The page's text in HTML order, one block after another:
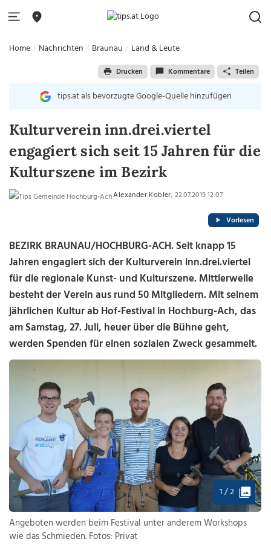
Home Nachrichten Braunau Land & Leute
Drucken Kommentare Teilen
tips.at als bevorzugte Google-Quelle hinzufügen
Kulturverein inn.drei.viertel
engagiert sich seit 15 Jahren für die
Kulturszene im Bezirk
Alexander Kobler, 22.07.2019 12:07
Vorlesen
BEZIRK BRAUNAU/HOCHBURG-ACH. Seit knapp 15
Jahren engagiert sich der Kulturverein inn.drei.viertel
für die regionale Kunst- und Kulturszene. Mittlerweile
besteht der Verein aus rund 50 Mitgliedern. Mit seinem
jährlichen Kultur ab Hof-Festival in Hochburg-Ach, das
am Samstag, 27. Juli, heuer über die Bühne geht,
werden Spenden für einen sozialen Zweck gesammelt.
1 / 2
Angeboten werden beim Festival unter anderem Workshops
wie das Schmieden. Fotos: Privat